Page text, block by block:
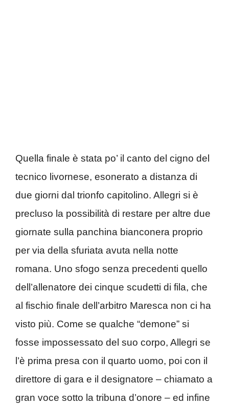
Quella finale è stata po’ il canto del cigno del
tecnico livornese, esonerato a distanza di
due giorni dal trionfo capitolino. Allegri si è
precluso la possibilità di restare per altre due
giornate sulla panchina bianconera proprio
per via della sfuriata avuta nella notte
romana. Uno sfogo senza precedenti quello
dell’allenatore dei cinque scudetti di fila, che
al fischio finale dell’arbitro Maresca non ci ha
visto più. Come se qualche “demone” si
fosse impossessato del suo corpo, Allegri se
l’è prima presa con il quarto uomo, poi con il
direttore di gara e il designatore – chiamato a
gran voce sotto la tribuna d’onore – ed infine